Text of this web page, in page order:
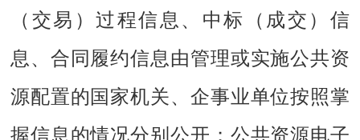
（交易）过程信息、中标（成交）信
息、合同履约信息由管理或实施公共资
源配置的国家机关、企事业单位按照掌
握信息的情况分别公开；公共资源电子